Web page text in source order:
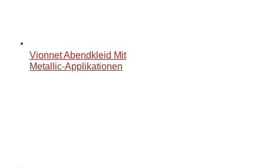
Vionnet Abendkleid Mit
Metallic-Applikationen